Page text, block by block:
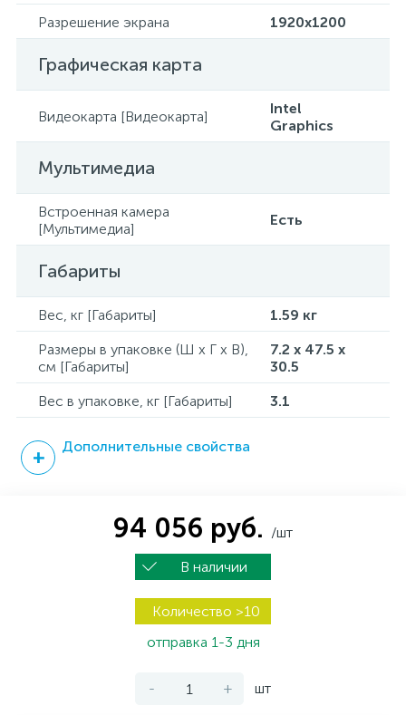
Разрешение экрана
1920x1200
Графическая карта
Видеокарта [Видеокарта]
Intel
Graphics
Мультимедиа
Встроенная камера
[Мультимедиа]
Есть
Габариты
Вес, кг [Габариты]
1.59 кг
Размеры в упаковке (Ш x Г x В),
см [Габариты]
7.2 x 47.5 x
30.5
Вес в упаковке, кг [Габариты]
3.1
Дополнительные свойства
94 056 руб. /шт
В наличии
Количество >10
отправка 1-3 дня
- + шт